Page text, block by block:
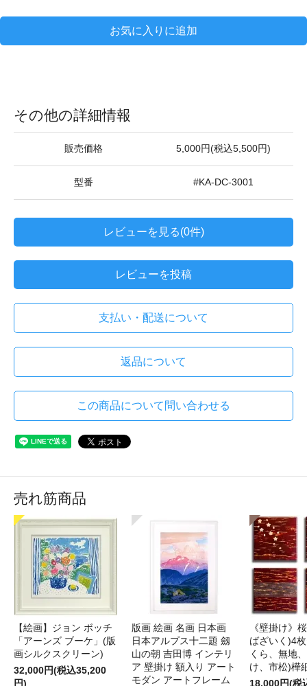
お気に入りに追加
その他の詳細情報
販売価格 5,000円(税込5,500円)
型番 #KA-DC-3001
レビューを見る(0件)
レビューを投稿
支払い・配送について
返品について
この商品について問い合わせる
売れ筋商品
【絵画】ジョン ボッチ
「アーンズ ブーケ」(版
画シルクスクリーン)
32,000円(税込35,200
円)
版画 絵画 名画 日本画
日本アルプス十二題 劔
山の朝 吉田博 インテリ
ア 壁掛け 額入り アート
モダン アートフレーム
《壁掛け》
ばざいく)4
くら、無地
け、市松)樺
18,000円(税